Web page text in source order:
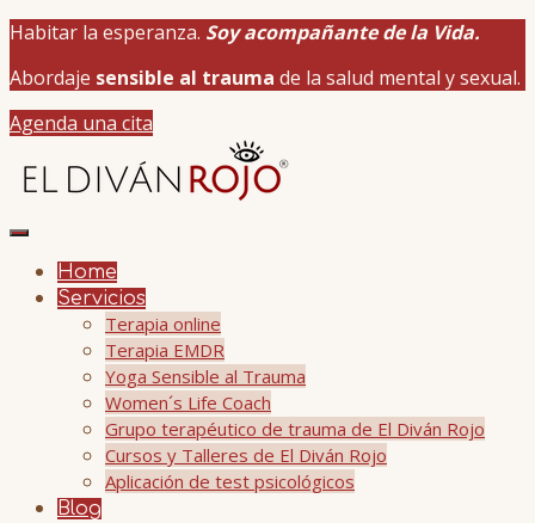
Habitar la esperanza. Soy acompañante de la Vida.
Abordaje sensible al trauma de la salud mental y sexual.
Agenda una cita
Home
Servicios
Terapia online
Terapia EMDR
Yoga Sensible al Trauma
Women´s Life Coach
Grupo terapéutico de trauma de El Diván Rojo
Cursos y Talleres de El Diván Rojo
Aplicación de test psicológicos
Blog